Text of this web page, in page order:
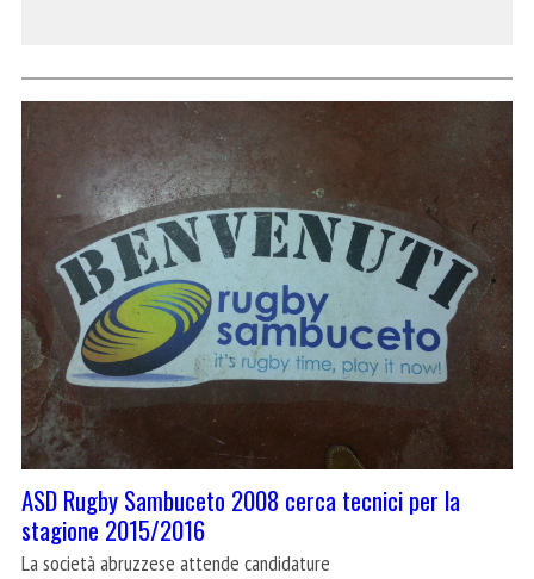
ASD Rugby Sambuceto 2008 cerca tecnici per la
stagione 2015/2016
La società abruzzese attende candidature